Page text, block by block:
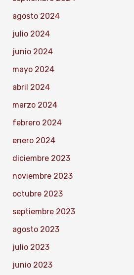
agosto 2024
julio 2024
junio 2024
mayo 2024
abril 2024
marzo 2024
febrero 2024
enero 2024
diciembre 2023
noviembre 2023
octubre 2023
septiembre 2023
agosto 2023
julio 2023
junio 2023